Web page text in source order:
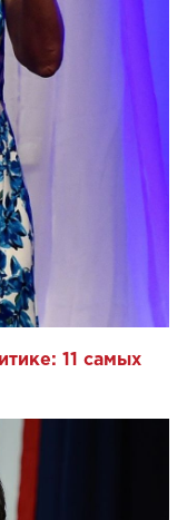
11 самых